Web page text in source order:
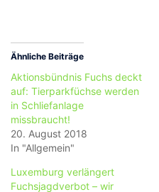
Ähnliche Beiträge
Aktionsbündnis Fuchs deckt
auf: Tierparkfüchse werden
in Schliefanlage
missbraucht!
20. August 2018
In "Allgemein"
Luxemburg verlängert
Fuchsjagdverbot – wir